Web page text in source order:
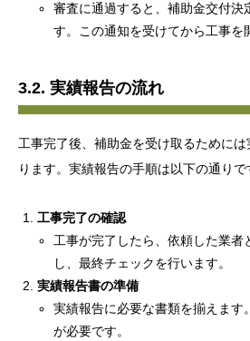
審査に通過すると、補助金交付決
す。この通知を受けてから工事を
3.2. 実績報告の流れ
工事完了後、補助金を受け取るために
ります。実績報告の手順は以下の通りで
工事完了の確認
工事が完了したら、依頼した業者
し、最終チェックを行います。
実績報告書の準備
実績報告に必要な書類を揃えます
が必要です。